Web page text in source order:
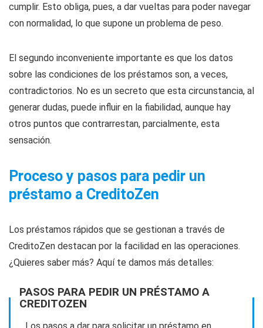
cumplir. Esto obliga, pues, a dar vueltas para poder navegar
con normalidad, lo que supone un problema de peso.
El segundo inconveniente importante es que los datos
sobre las condiciones de los préstamos son, a veces,
contradictorios. No es un secreto que esta circunstancia, al
generar dudas, puede influir en la fiabilidad, aunque hay
otros puntos que contrarrestan, parcialmente, esta
sensación.
Proceso y pasos para pedir un
préstamo a CreditoZen
Los préstamos rápidos que se gestionan a través de
CreditoZen destacan por la facilidad en las operaciones.
¿Quieres saber más? Aquí te damos más detalles:
PASOS PARA PEDIR UN PRÉSTAMO A
CREDITOZEN